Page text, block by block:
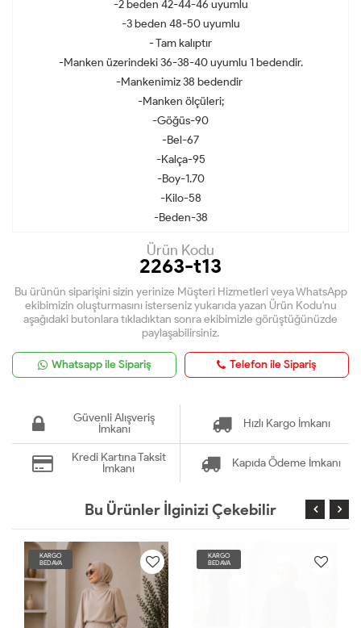
-2 beden 42-44-46 uyumlu
-3 beden 48-50 uyumlu
- Tam kalıptır
-Manken üzerindeki 36-38-40 uyumlu 1 bedendir.
-Mankenimiz 38 bedendir
-Manken ölçüleri;
-Göğüs-90
-Bel-67
-Kalça-95
-Boy-1.70
-Kilo-58
-Beden-38
Ürün Kodu
2263-t13
Bu ürünün siparişini sizin yerinize Müşteri Hizmetleri veya WhatsApp
ekibimizin oluşturmasını isterseniz yukarıda yazan Ürün Kodu'nu
aşağıdaki butonlara tıkladıktan sonra ekibimizle görüştüğünüzde
paylaşabilirsiniz.
Whatsapp ile Sipariş Telefon ile Sipariş
Güvenli Alışveriş
İmkanı
Hızlı Kargo İmkanı
Kredi Kartına Taksit
İmkanı
Kapıda Ödeme İmkanı
Bu Ürünler İlginizi Çekebilir
KARGO
BEDAVA
KARGO
BEDAVA